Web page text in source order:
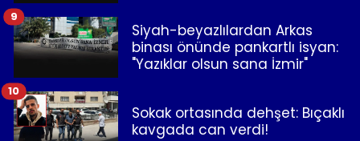
Siyah-beyazlılardan Arkas
binası önünde pankartlı isyan:
"Yazıklar olsun sana İzmir"
9
Sokak ortasında dehşet: Bıçaklı
kavgada can verdi!
10